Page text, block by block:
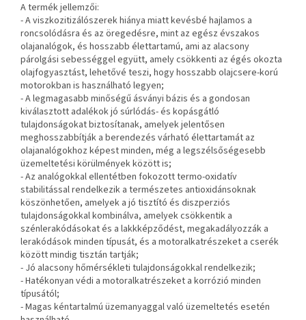
A termék jellemzői:
- A viszkozitizálószerek hiánya miatt kevésbé hajlamos a
roncsolódásra és az öregedésre, mint az egész évszakos
olajanalógok, és hosszabb élettartamú, ami az alacsony
párolgási sebességgel együtt, amely csökkenti az égés okozta
olajfogyasztást, lehetővé teszi, hogy hosszabb olajcsere-korú
motorokban is használható legyen;
- A legmagasabb minőségű ásványi bázis és a gondosan
kiválasztott adalékok jó súrlódás- és kopásgátló
tulajdonságokat biztosítanak, amelyek jelentősen
meghosszabbítják a berendezés várható élettartamát az
olajanalógokhoz képest minden, még a legszélsőségesebb
üzemeltetési körülmények között is;
- Az analógokkal ellentétben fokozott termo-oxidatív
stabilitással rendelkezik a természetes antioxidánsoknak
köszönhetően, amelyek a jó tisztító és diszperziós
tulajdonságokkal kombinálva, amelyek csökkentik a
szénlerakódásokat és a lakkképződést, megakadályozzák a
lerakódások minden típusát, és a motoralkatrészeket a cserék
között mindig tisztán tartják;
- Jó alacsony hőmérsékleti tulajdonságokkal rendelkezik;
- Hatékonyan védi a motoralkatrészeket a korrózió minden
típusától;
- Magas kéntartalmú üzemanyaggal való üzemeltetés esetén